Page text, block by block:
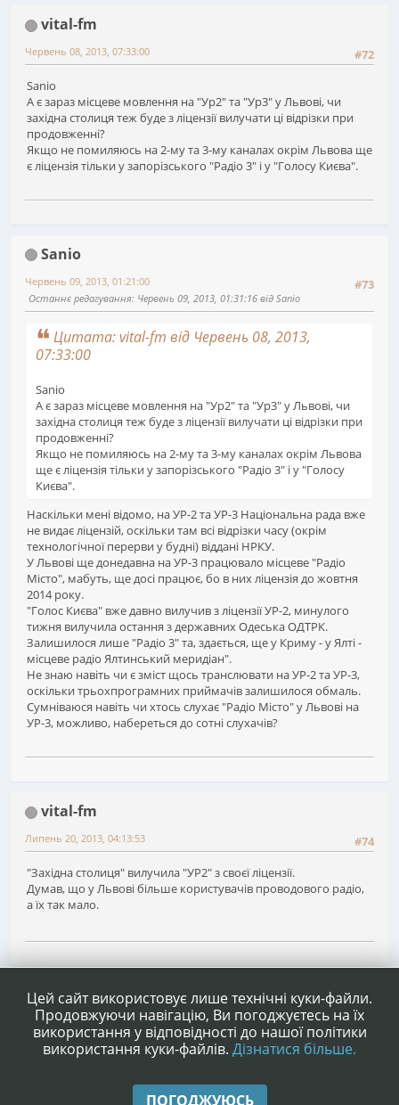
vital-fm
#72
Червень 08, 2013, 07:33:00
Sanio
А є зараз місцеве мовлення на "Ур2" та "Ур3" у Львові, чи
західна столиця теж буде з ліцензії вилучати ці відрізки при
продовженні?
Якщо не помиляюсь на 2-му та 3-му каналах окрім Львова ще
є ліцензія тільки у запорізського "Радіо 3" і у "Голосу Києва".
Sanio
#73
Червень 09, 2013, 01:21:00
Останнє редагування: Червень 09, 2013, 01:31:16 від Sanio
Цитата: vital-fm від Червень 08, 2013,
07:33:00
Sanio
А є зараз місцеве мовлення на "Ур2" та "Ур3" у Львові, чи
західна столиця теж буде з ліцензії вилучати ці відрізки при
продовженні?
Якщо не помиляюсь на 2-му та 3-му каналах окрім Львова
ще є ліцензія тільки у запорізського "Радіо 3" і у "Голосу
Києва".
Наскільки мені відомо, на УР-2 та УР-3 Національна рада вже
не видає ліцензій, оскільки там всі відрізки часу (окрім
технологічної перерви у будні) віддані НРКУ.
У Львові ще донедавна на УР-3 працювало місцеве "Радіо
Місто", мабуть, ще досі працює, бо в них ліцензія до жовтня
2014 року.
"Голос Києва" вже давно вилучив з ліцензії УР-2, минулого
тижня вилучила остання з державних Одеська ОДТРК.
Залишилося лише "Радіо 3" та, здається, ще у Криму - у Ялті -
місцеве радіо Ялтинський меридіан".
Не знаю навіть чи є зміст щось транслювати на УР-2 та УР-3,
оскільки трьохпрограмних приймачів залишилося обмаль.
Сумніваюся навіть чи хтось слухає "Радіо Місто" у Львові на
УР-3, можливо, набереться до сотні слухачів?
vital-fm
#74
Липень 20, 2013, 04:13:53
"Західна столиця" вилучила "УР2" з своєї ліцензії.
Думав, що у Львові більше користувачів проводового радіо,
а їх так мало.
Допомога|Умови та правила|Нагору ▲
Цей сайт використовує лише технічні куки-файли.
Продовжуючи навігацію, Ви погоджуєтесь на їх
використання у відповідності до нашої політики
використання куки-файлів. Дізнатися більше.
ПОГОДЖУЮСЬ